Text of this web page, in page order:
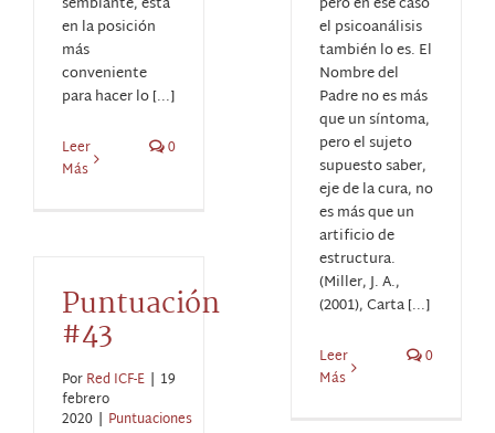
en la posición
más
conveniente
para hacer lo [...]
Leer
Más
0
el psicoanálisis
también lo es. El
Nombre del
Padre no es más
que un síntoma,
pero el sujeto
supuesto saber,
eje de la cura, no
es más que un
artificio de
estructura.
(Miller, J. A.,
(2001), Carta [...]
Leer
Más
0
Puntuación
#43
PorRed ICF-E | 19
febrero
2020 | Puntuaciones